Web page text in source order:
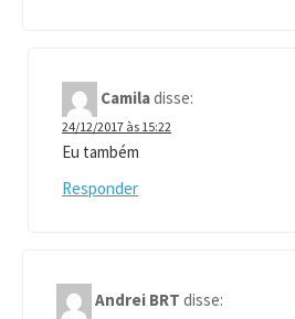
Camiladisse:
24/12/2017 às 15:22
Eu também
Responder
Andrei BRT disse: